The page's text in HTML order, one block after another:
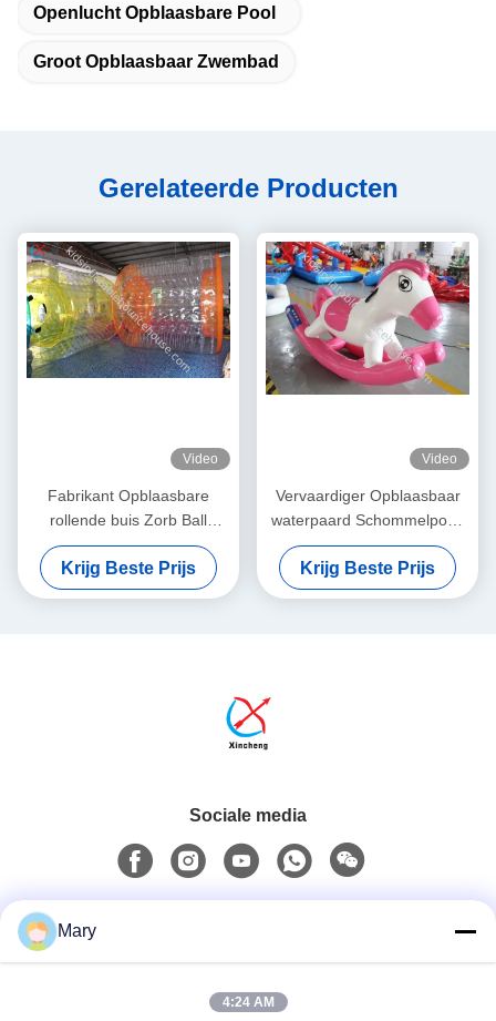
Openlucht Opblaasbare Pool
Groot Opblaasbaar Zwembad
Gerelateerde Producten
Video
Fabrikant Opblaasbare
rollende buis Zorb Ball
Waterroller Interactieve
waterspellen
Krijg Beste Prijs
Video
Vervaardiger Opblaasbaar
waterpaard Schommelpony
Speelgoed Hobby
Paardrijden Op Speelgoed
Krijg Beste Prijs
Sociale media
Mary
4:24 AM